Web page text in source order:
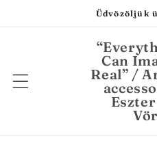
Üdvözöljük
Can
Real” /